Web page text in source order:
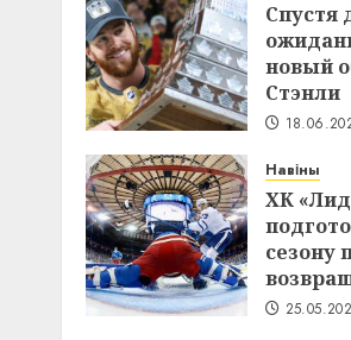
Спустя
новый
Стэнли
Навіны
ХК
сезону